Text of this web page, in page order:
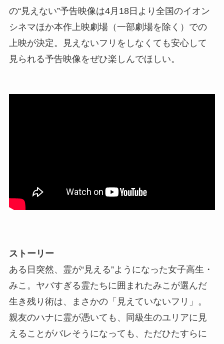
の“見えない”予告映像は4月18日より全国のイオン
シネマほか本作上映劇場（一部劇場を除く）での
上映が決定。見えないフリをしなくても安心して
見られる予告映像をぜひ楽しんでほしい。
ストーリー
ある日突然、霊が“見える”ようになった女子高生・
みこ。ヤバすぎる霊たちに囲まれたみこが選んだ
生き残り術は、まさかの「見えていないフリ」。
親友のハナに霊が憑いても、同級生のユリアに見
えることがバレそうになっても、ただひたすらに